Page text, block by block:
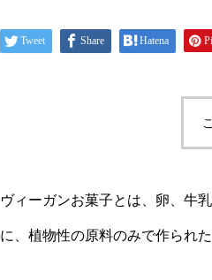
Tweet Share Hatena
ヴィーガンお菓子とは、卵、牛
に、植物性の原料のみで作られ